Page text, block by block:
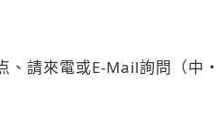
請來電或E-Mail詢問（中